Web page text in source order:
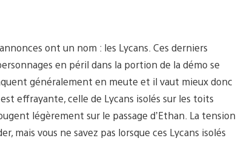
ont un nom : les Lycans. Ces derniers
en péril dans la portion de la démo se
généralement en meute et il vaut mieux donc
effrayante, celle de Lycans isolés sur les toits
légèrement sur le passage d’Ethan. La tension
mais vous ne savez pas lorsque ces Lycans isolés